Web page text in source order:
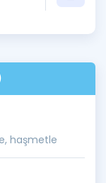
haşmetle